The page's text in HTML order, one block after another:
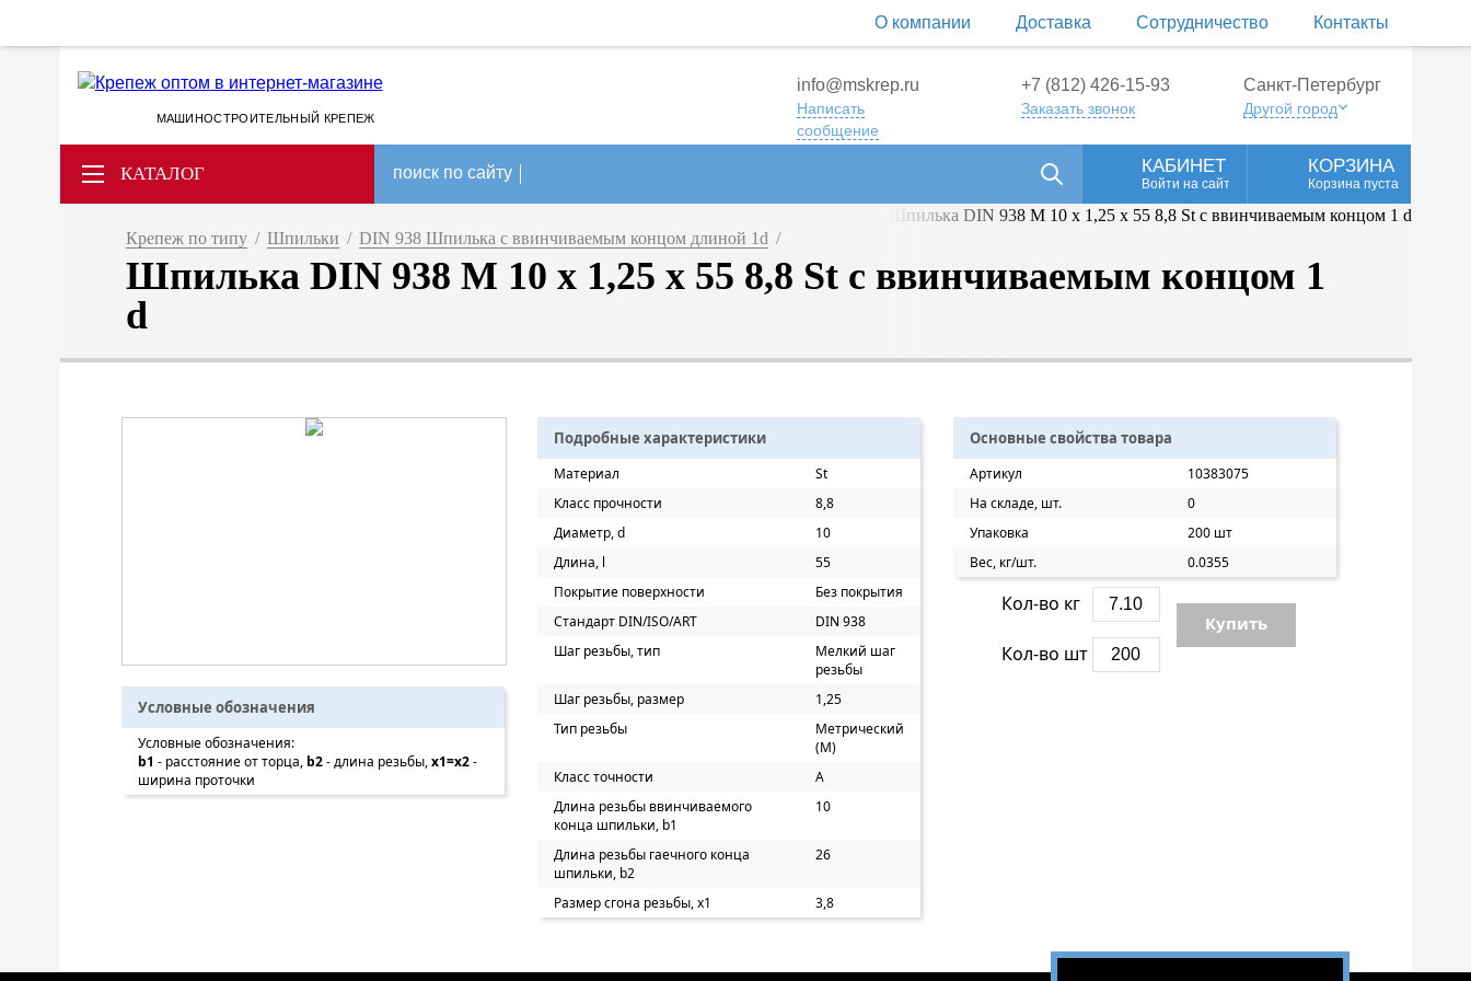
О компании Доставка Сотрудничество Контакты
МАШИНОСТРОИТЕЛЬНЫЙ КРЕПЕЖ
info@mskrep.ru
Написать
сообщение
+7 (812) 426-15-93
Заказать звонок
Санкт-Петербург
Другой город
КАТАЛОГ поиск по сайту КАБИНЕТ
Войти на сайт
КОРЗИНА
Корзина пуста
Крепеж по типу / Шпильки / DIN 938 Шпилька с ввинчиваемым концом длиной 1d /
Шпилька DIN 938 M 10 х 1,25 х 55 8,8 St с ввинчиваемым концом 1
d
Условные обозначения
Условные обозначения:
b1 - расстояние от торца, b2- длина резьбы,x1=x2-
ширина проточки
Подробные характеристики
Материал
St
Класс прочности
8,8
Диаметр, d
10
Длина, l
55
Покрытие поверхности
Без покрытия
Стандарт DIN/ISO/ART
DIN 938
Шаг резьбы, тип
Мелкий шаг
резьбы
Шаг резьбы, размер
1,25
Тип резьбы
Метрический
(M)
Класс точности
A
Длина резьбы ввинчиваемого
конца шпильки, b1
10
Длина резьбы гаечного конца
шпильки, b2
26
Размер сгона резьбы, х1 3,8
Основные свойства товара
Артикул
10383075
На складе, шт.
0
Упаковка
200 шт
Вес, кг/шт.
0.0355
Кол-во кг
Кол-во шт
Купить